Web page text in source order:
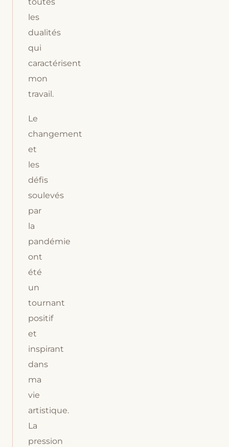
les
dualités
qui
caractérisent
mon
travail.
Le
changement
et
les
défis
soulevés
par
la
pandémie
ont
été
un
tournant
positif
et
inspirant
dans
ma
vie
artistique.
La
pression